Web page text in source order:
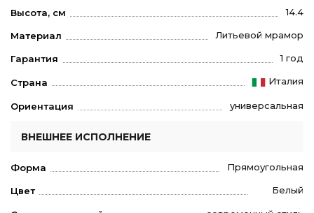
Высота, см 14.4
Материал Литьевой мрамор
Гарантия 1 год
Страна Италия
Ориентация универсальная
ВНЕШНЕЕ ИСПОЛНЕНИЕ
Форма Прямоугольная
Цвет Белый